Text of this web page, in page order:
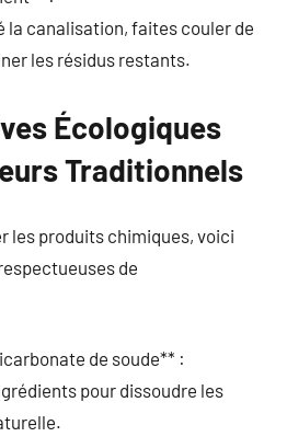
la canalisation, faites couler de
les résidus restants.
Écologiques
Traditionnels
les produits chimiques, voici
de
de soude** :
pour dissoudre les